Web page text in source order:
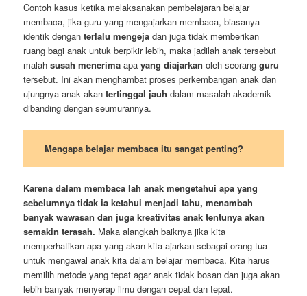
Contoh kasus ketika melaksanakan pembelajaran belajar
membaca, jika guru yang mengajarkan membaca, biasanya
identik denganterlalu mengeja dan juga tidak memberikan
ruang bagi anak untuk berpikir lebih, maka jadilah anak tersebut
malahsusah menerimaapayang diajarkanoleh seorang guru
tersebut. Ini akan menghambat proses perkembangan anak dan
ujungnya anak akantertinggal jauh dalam masalah akademik
dibanding dengan seumurannya.
Mengapa belajar membaca itu sangat penting?
Karena dalam membaca lah anak mengetahui apa yang
sebelumnya tidak ia ketahui menjadi tahu, menambah
banyak wawasan dan juga kreativitas anak tentunya akan
semakin terasah. Maka alangkah baiknya jika kita
memperhatikan apa yang akan kita ajarkan sebagai orang tua
untuk mengawal anak kita dalam belajar membaca. Kita harus
memilih metode yang tepat agar anak tidak bosan dan juga akan
lebih banyak menyerap ilmu dengan cepat dan tepat.